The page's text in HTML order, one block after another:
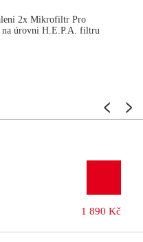
2x Mikrofiltr Pro
na úrovni H.E.P.A. filtru
1 890 Kč